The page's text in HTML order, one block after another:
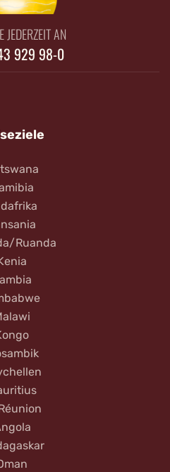
JEDERZEIT AN
929 98-0
Ruanda